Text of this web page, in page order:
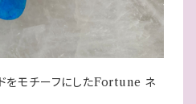
をモチーフにしたFortune ネ